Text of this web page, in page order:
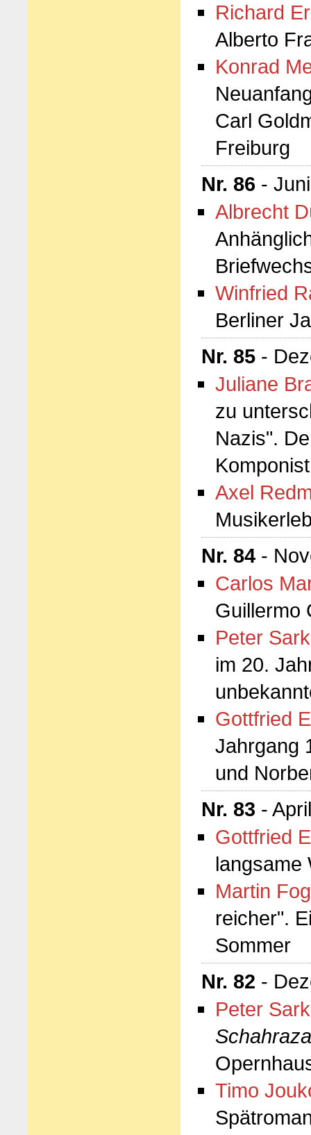
Richard
Alberto
Konrad
Carl
Freiburg
Nr. 86 -
Albrecht
Winfried
Berliner
Nr. 85 -
Juliane
zu
Nazis".
Axel
Nr. 84 -
Carlos
Guillermo
Peter
im 20.
Gottfried
Jahrgang
und
Nr. 83 -
Gottfried
langsame
Martin
reicher".
Sommer
Nr. 82 -
Peter
Timo